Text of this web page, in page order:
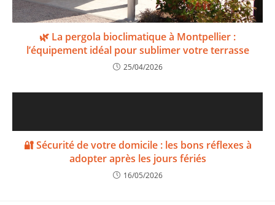
🌿 La pergola bioclimatique à Montpellier :
l’équipement idéal pour sublimer votre terrasse
25/04/2026